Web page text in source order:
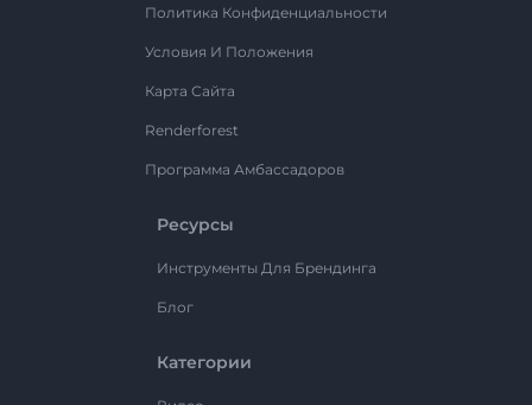
Политика Конфиденциальности
Условия И Положения
Карта Сайта
Renderforest
Программа Амбассадоров
Ресурсы
Инструменты Для Брендинга
Блог
Категории